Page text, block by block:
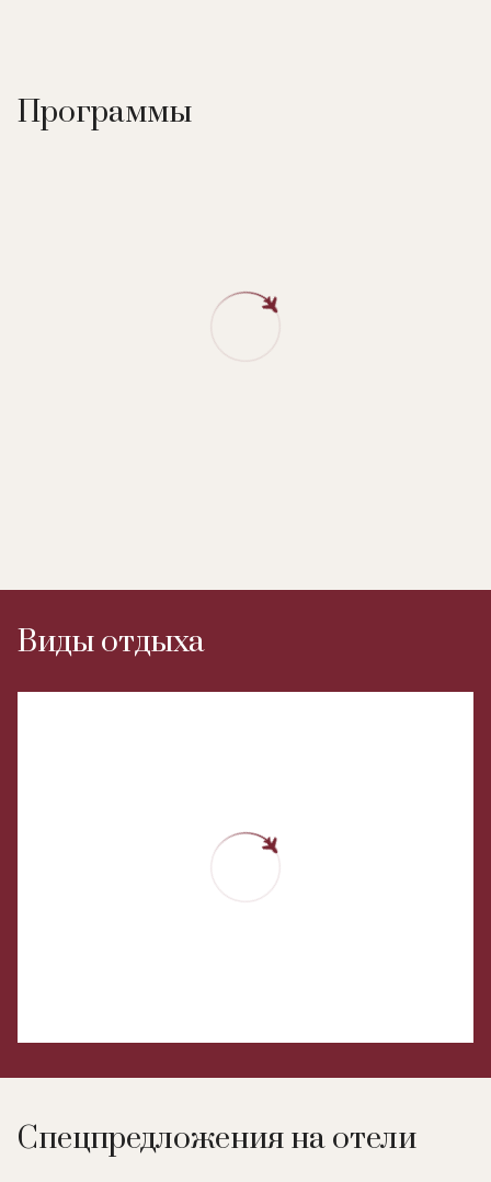
Программы
Виды отдыха
Спецпредложения на отели